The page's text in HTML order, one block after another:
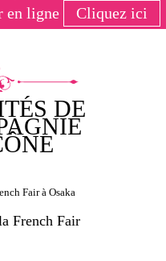
en ligne
Cliquez ici
DE
French Fair